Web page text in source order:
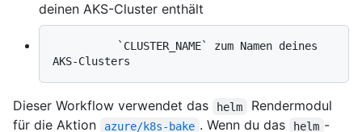
deinen AKS-Cluster enthält
Dieser Workflow verwendet das helm
Rendermodul
für die Aktion
azure/k8s-bake . Wenn du das helm -